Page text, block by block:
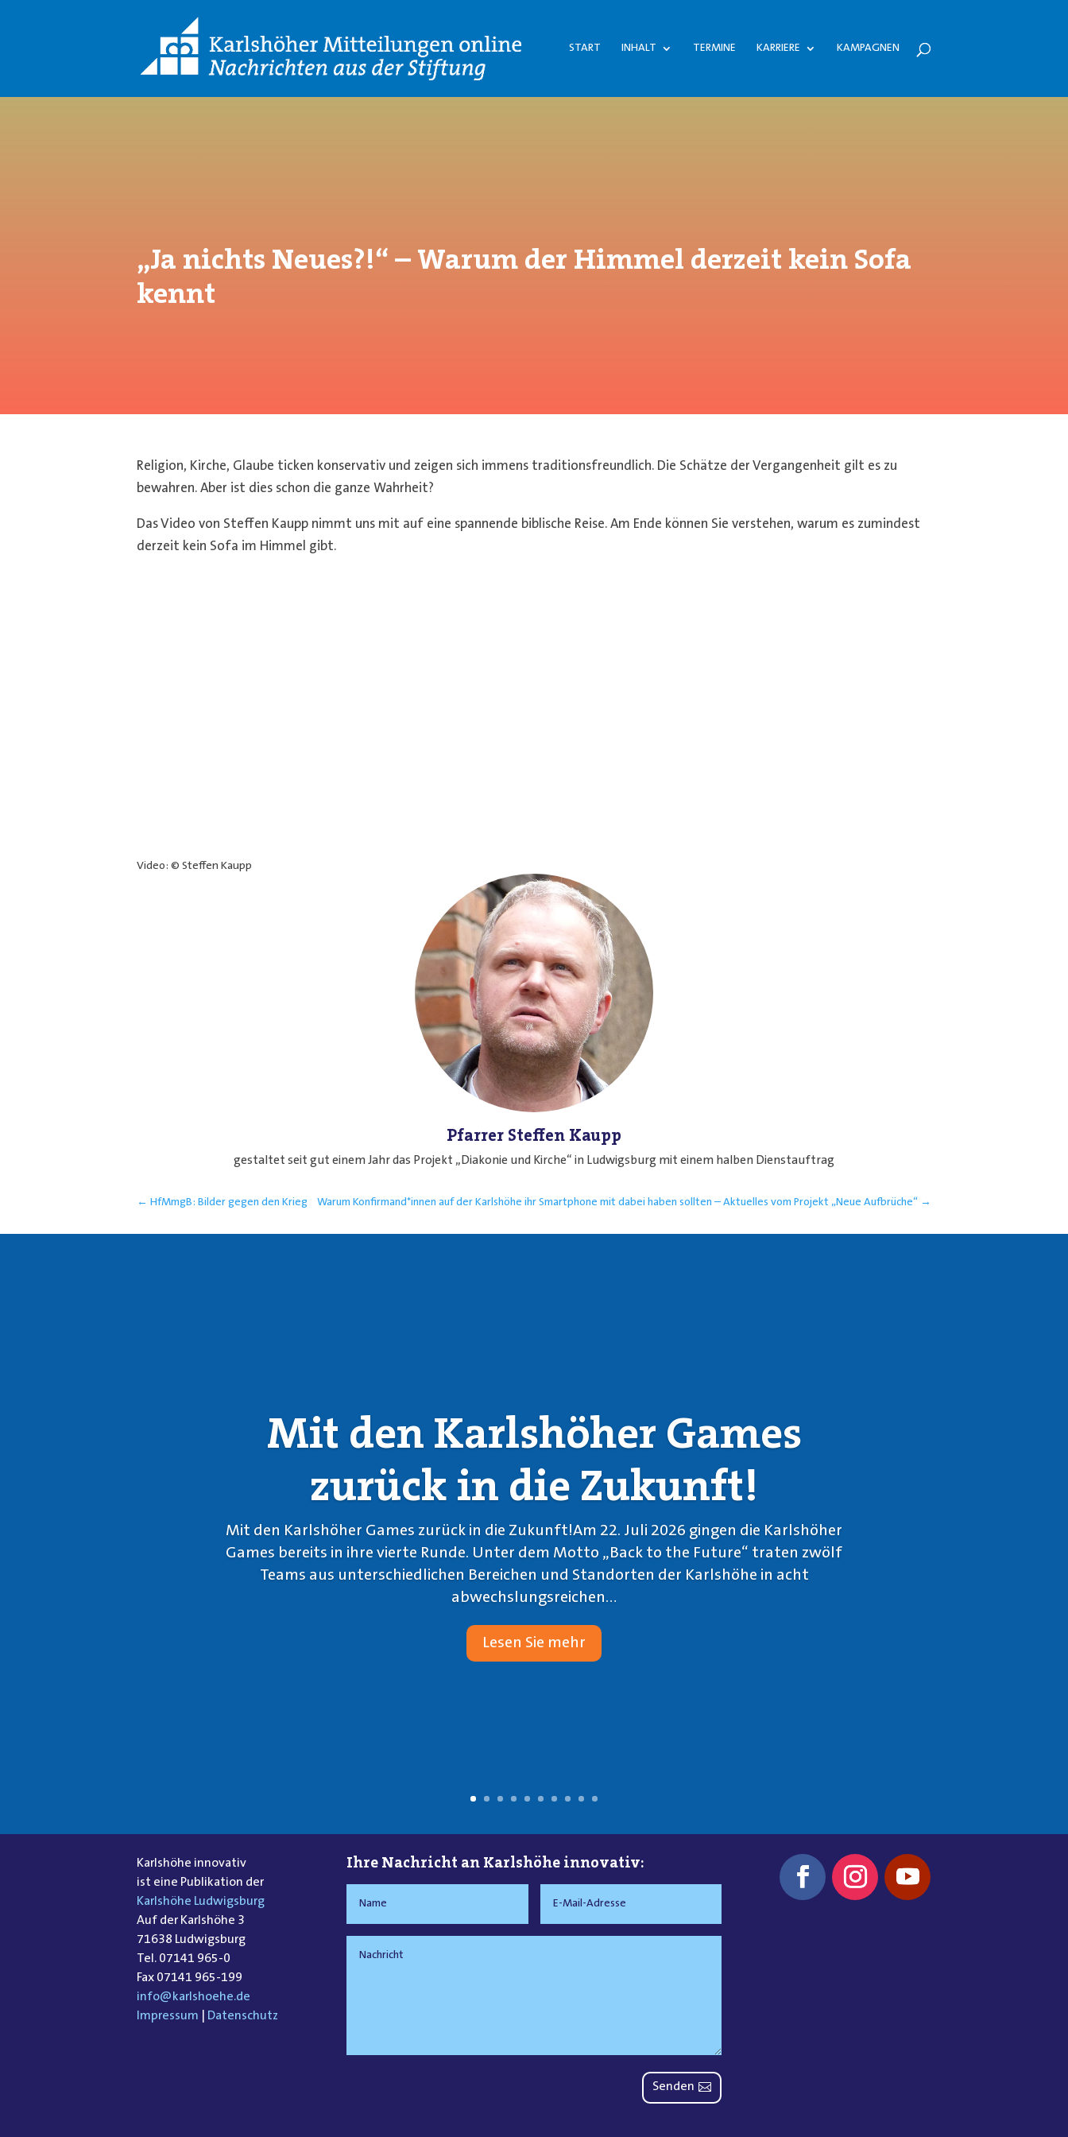
START INHALT TERMINE KARRIERE KAMPAGNEN
„Ja nichts Neues?!“ – Warum der Himmel derzeit kein Sofa
kennt
Religion, Kirche, Glaube ticken konservativ und zeigen sich immens traditionsfreundlich. Die Schätze der Vergangenheit gilt es zu
bewahren. Aber ist dies schon die ganze Wahrheit?
Das Video von Steffen Kaupp nimmt uns mit auf eine spannende biblische Reise. Am Ende können Sie verstehen, warum es zumindest
derzeit kein Sofa im Himmel gibt.
Video: © Steffen Kaupp
Pfarrer Steffen Kaupp
gestaltet seit gut einem Jahr das Projekt „Diakonie und Kirche“ in Ludwigsburg mit einem halben Dienstauftrag
← HfMmgB: Bilder gegen den Krieg Warum Konfirmand*innen auf der Karlshöhe ihr Smartphone mit dabei haben sollten – Aktuelles vom Projekt „Neue Aufbrüche“ →
Mit den Karlshöher Games
zurück in die Zukunft!
Mit den Karlshöher Games zurück in die Zukunft!Am 22. Juli 2026 gingen die Karlshöher
Games bereits in ihre vierte Runde. Unter dem Motto „Back to the Future“ traten zwölf
Teams aus unterschiedlichen Bereichen und Standorten der Karlshöhe in acht
abwechslungsreichen...
Lesen Sie mehr
Karlshöhe innovativ
ist eine Publikation der
Karlshöhe Ludwigsburg
Auf der Karlshöhe 3
71638 Ludwigsburg
Tel. 07141 965-0
Fax 07141 965-199
info@karlshoehe.de
Impressum
Datenschutz
Ihre Nachricht an Karlshöhe innovativ:
Senden